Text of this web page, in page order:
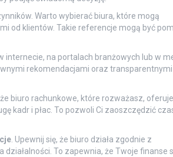
Warto wybierać biura, które mogą
od klientów. Takie referencje mogą być
internecie, na portalach branżowych lub w
rekomendacjami oraz transparentnymi
że biuro rachunkowe, które rozważasz, oferuje
kadr i płac. To pozwoli Ci zaoszczędzić
. Upewnij się, że biuro działa zgodnie z
To zapewnia, że Twoje finanse